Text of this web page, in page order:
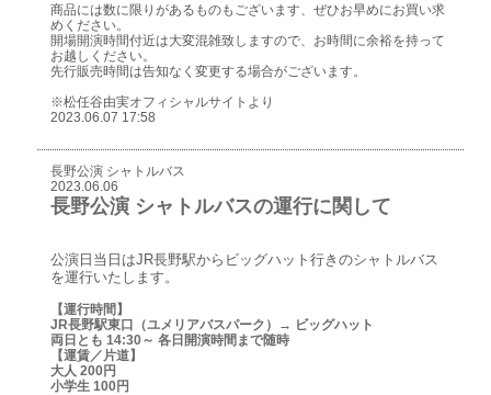
商品には数に限りがあるものもございます、ぜひお早めにお買い求
めください。
開場開演時間付近は大変混雑致しますので、お時間に余裕を持って
お越しください。
先行販売時間は告知なく変更する場合がございます。
※松任谷由実オフィシャルサイトより
2023.06.07 17:58
長野公演 シャトルバス
2023.06.06
長野公演 シャトルバスの運行に関して
公演日当日はJR長野駅からビッグハット行きのシャトルバス
を運行いたします。
【運行時間】
JR長野駅東口（ユメリアバスパーク）→ ビッグハット
両日とも 14:30～ 各日開演時間まで随時
【運賃／片道】
大人 200円
小学生 100円